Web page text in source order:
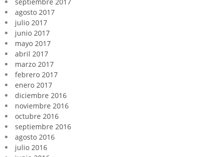
agosto 2017
julio 2017
junio 2017
mayo 2017
abril 2017
marzo 2017
febrero 2017
enero 2017
diciembre 2016
noviembre 2016
octubre 2016
septiembre 2016
agosto 2016
julio 2016